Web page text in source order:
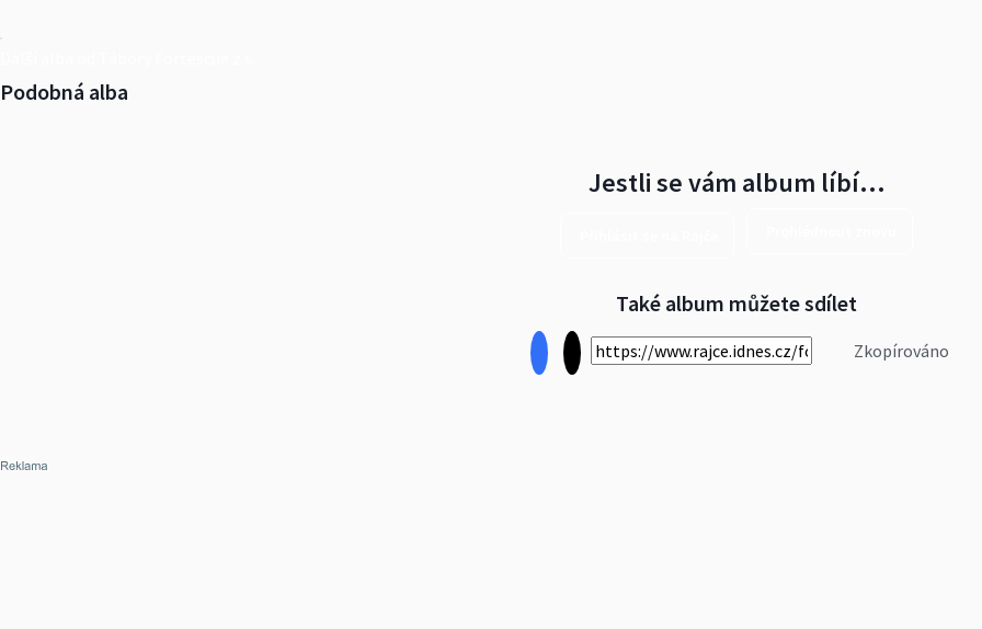
Podobná alba
Jestli se vám album líbí…
Také album můžete sdílet
Zkopírováno